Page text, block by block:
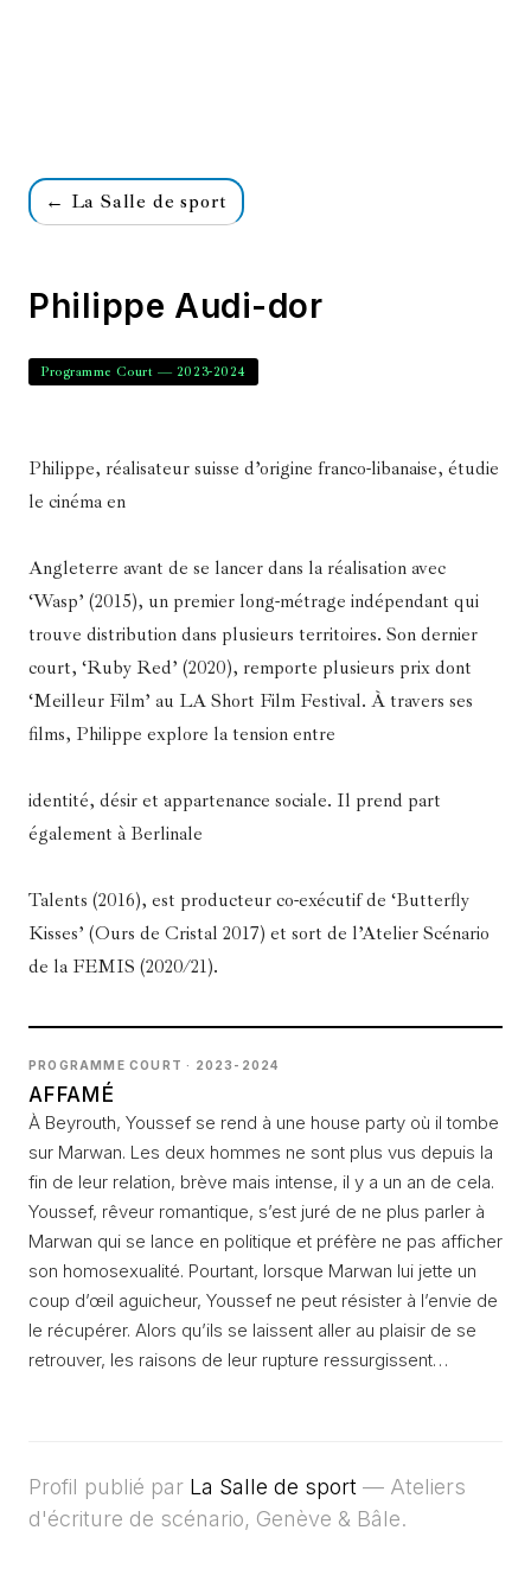
← La Salle de sport
Philippe Audi-dor
Programme Court — 2023-2024
Philippe, réalisateur suisse d’origine franco-libanaise, étudie
le cinéma en
Angleterre avant de se lancer dans la réalisation avec
‘Wasp’ (2015), un premier long-métrage indépendant qui
trouve distribution dans plusieurs territoires. Son dernier
court, ‘Ruby Red’ (2020), remporte plusieurs prix dont
‘Meilleur Film’ au LA Short Film Festival. À travers ses
films, Philippe explore la tension entre
identité, désir et appartenance sociale. Il prend part
également à Berlinale
Talents (2016), est producteur co-exécutif de ‘Butterfly
Kisses’ (Ours de Cristal 2017) et sort de l’Atelier Scénario
de la FEMIS (2020/21).
PROGRAMME COURT · 2023-2024
AFFAMÉ
À Beyrouth, Youssef se rend à une house party où il tombe
sur Marwan. Les deux hommes ne sont plus vus depuis la
fin de leur relation, brève mais intense, il y a un an de cela.
Youssef, rêveur romantique, s’est juré de ne plus parler à
Marwan qui se lance en politique et préfère ne pas afficher
son homosexualité. Pourtant, lorsque Marwan lui jette un
coup d’œil aguicheur, Youssef ne peut résister à l’envie de
le récupérer. Alors qu’ils se laissent aller au plaisir de se
retrouver, les raisons de leur rupture ressurgissent…
Profil publié par La Salle de sport — Ateliers
d'écriture de scénario, Genève & Bâle.